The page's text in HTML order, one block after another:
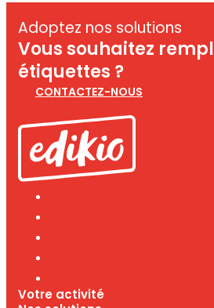
Adoptez nos solutions
Vous souhaitez
étiquettes ?
CONTACTEZ-NOUS
Votre activité